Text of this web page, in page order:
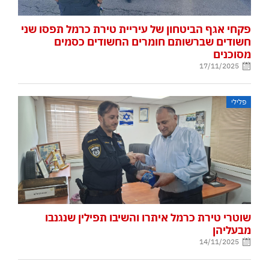
פקחי אגף הביטחון של עיריית טירת כרמל תפסו שני
חשודים שברשותם חומרים החשודים כסמים
מסוכנים
17/11/2025
פלילי
שוטרי טירת כרמל איתרו והשיבו תפילין שנגנבו
מבעליהן
14/11/2025